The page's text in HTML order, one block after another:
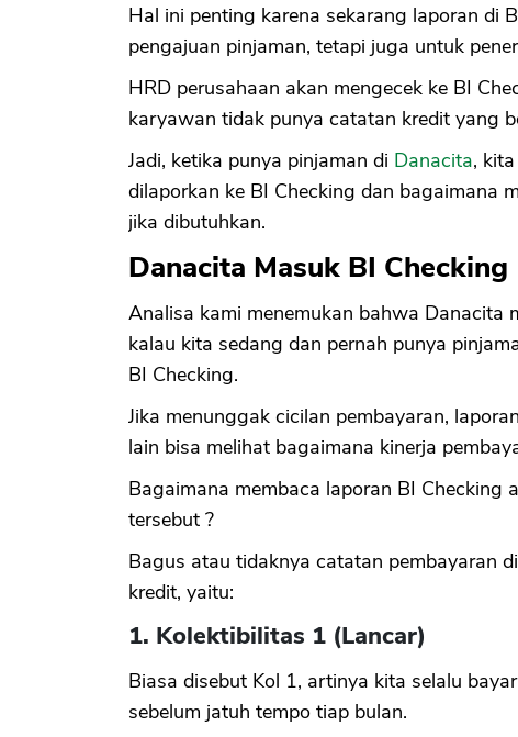
Hal ini penting karena sekarang laporan di
pengajuan pinjaman, tetapi juga untuk
HRD perusahaan akan mengecek ke BI
karyawan tidak punya catatan kredit yang
Jadi, ketika punya pinjaman di Danacita,
dilaporkan ke BI Checking dan bagaimana
jika dibutuhkan.
Danacita Masuk BI Checking
Analisa kami menemukan bahwa Danacita
kalau kita sedang dan pernah punya
BI Checking.
Jika menunggak cicilan pembayaran,
lain bisa melihat bagaimana kinerja
Bagaimana membaca laporan BI Checking
tersebut ?
Bagus atau tidaknya catatan pembayaran
kredit, yaitu:
1. Kolektibilitas 1 (Lancar)
Biasa disebut Kol 1, artinya kita selalu
sebelum jatuh tempo tiap bulan.